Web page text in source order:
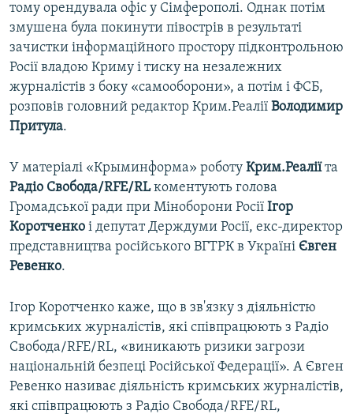
тому орендувала офіс у Сімферополі. Однак потім
змушена була покинути півострів в результаті
зачистки інформаційного простору підконтрольною
Росії владою Криму і тиску на незалежних
журналістів з боку «самооборони», а потім і ФСБ,
розповів головний редактор Крим.Реалії Володимир
Притула.
У матеріалі «Крыминформа» роботу Крим.Реаліїта
Радіо Свобода/RFE/RLкоментують голова
Громадської ради при Міноборони Росії Ігор
Коротченко і депутат Держдуми Росії, екс-директор
представництва російського ВГТРК в Україні Євген
Ревенко.
Ігор Коротченко каже, що в зв'язку з діяльністю
кримських журналістів, які співпрацюють з Радіо
Свобода/RFE/RL, «виникають ризики загрози
національній безпеці Російської Федерації». А Євген
Ревенко називає діяльність кримських журналістів,
які співпрацюють з Радіо Свобода/RFE/RL,